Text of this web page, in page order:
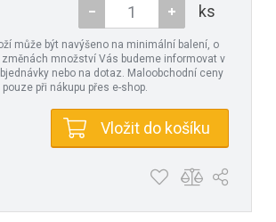
ks
může být navýšeno na minimální balení, o
změnách množství Vás budeme informovat v
nebo na dotaz. Maloobchodní ceny
při nákupu přes e-shop.
Vložit do košíku